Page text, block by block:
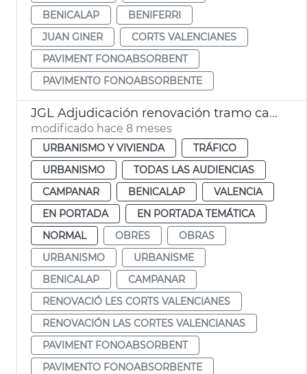
BENICALAP
BENIFERRI
JUAN GINER
CORTS VALENCIANES
PAVIMENT FONOABSORBENT
PAVIMENTO FONOABSORBENTE
JGL Adjudicación renovación tramo calzada las Cortes Valencianas
modificado hace 8 meses
URBANISMO Y VIVIENDA
TRÁFICO
URBANISMO
TODAS LAS AUDIENCIAS
CAMPANAR
BENICALAP
VALENCIA
EN PORTADA
EN PORTADA TEMÁTICA
NORMAL
OBRES
OBRAS
URBANISMO
URBANISME
BENICALAP
CAMPANAR
RENOVACIÓ LES CORTS VALENCIANES
RENOVACIÓN LAS CORTES VALENCIANAS
PAVIMENT FONOABSORBENT
PAVIMENTO FONOABSORBENTE